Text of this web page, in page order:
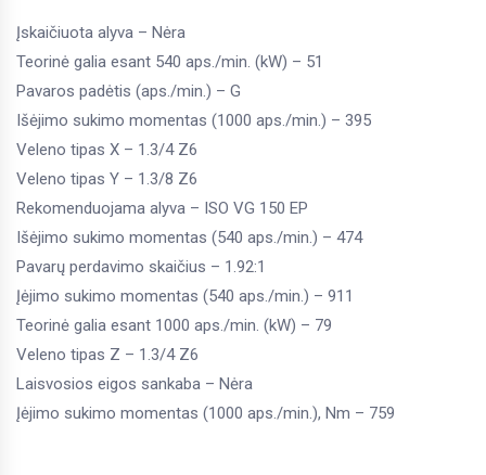
Įskaičiuota alyva – Nėra
Teorinė galia esant 540 aps./min. (kW) – 51
Pavaros padėtis (aps./min.) – G
Išėjimo sukimo momentas (1000 aps./min.) – 395
Veleno tipas X – 1.3/4 Z6
Veleno tipas Y – 1.3/8 Z6
Rekomenduojama alyva – ISO VG 150 EP
Išėjimo sukimo momentas (540 aps./min.) – 474
Pavarų perdavimo skaičius – 1.92:1
Įėjimo sukimo momentas (540 aps./min.) – 911
Teorinė galia esant 1000 aps./min. (kW) – 79
Veleno tipas Z – 1.3/4 Z6
Laisvosios eigos sankaba – Nėra
Įėjimo sukimo momentas (1000 aps./min.), Nm – 759